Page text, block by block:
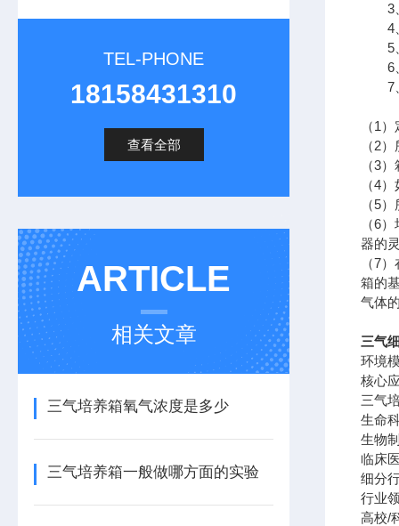
TEL-PHONE
18158431310
查看全部
ARTICLE
相关文章
三气培养箱氧气浓度是多少
三气培养箱一般做哪方面的实验
3、
4、
5、
6、
7、
（1
（2
（3
（4
（5
（6
器的
（7
箱的
气体
三气
环境
核心
三气
生命
生物
临床
细分
行业
高校/